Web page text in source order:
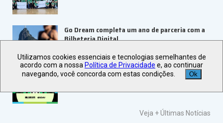
Go Dream completa um ano de parceria com a
Bilheteria Digital
ABRAPE e Ambev abrem inscrições para o
Veja +Últimas Notícias
Utilizamos cookies essenciais e tecnologias semelhantes de
acordo com a nossa Política de Privacidade e, ao continuar
navegando, você concorda com estas condições.
Ok